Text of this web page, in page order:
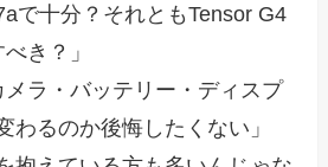
で十分？それともTensor G4
き？」
メラ・バッテリー・ディスプ
わるのか後悔したくない」